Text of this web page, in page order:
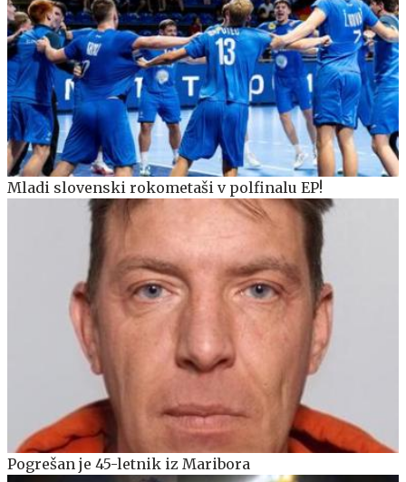
Mladi slovenski rokometaši v polfinalu EP!
Pogrešan je 45-letnik iz Maribora